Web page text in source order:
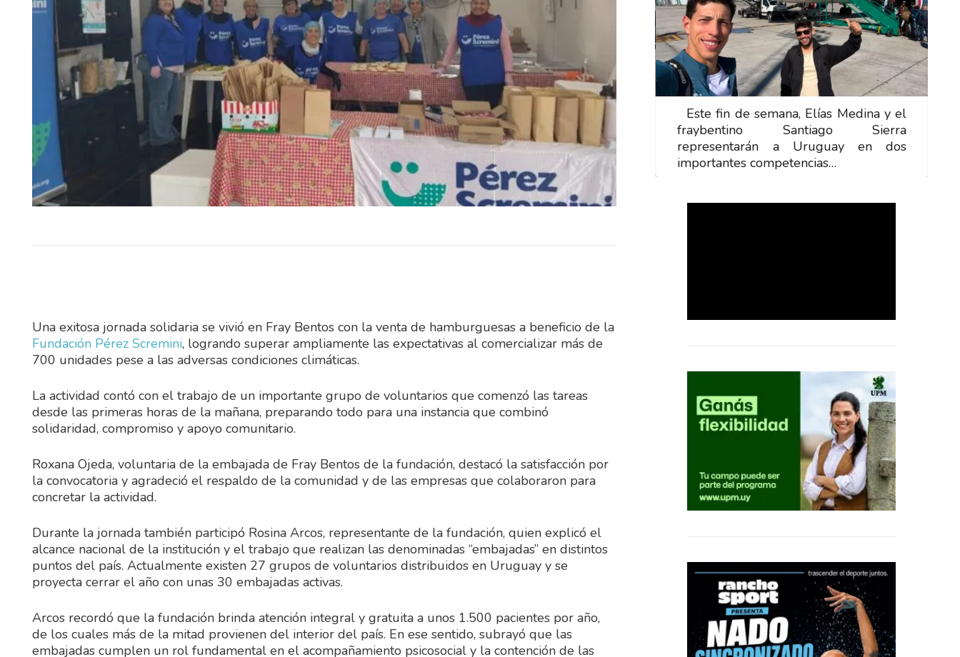
Una exitosa jornada solidaria se vivió en Fray Bentos con la venta de hamburguesas a beneficio de la
Fundación Pérez Scremini, logrando superar ampliamente las expectativas al comercializar más de
700 unidades pese a las adversas condiciones climáticas.
La actividad contó con el trabajo de un importante grupo de voluntarios que comenzó las tareas
desde las primeras horas de la mañana, preparando todo para una instancia que combinó
solidaridad, compromiso y apoyo comunitario.
Roxana Ojeda, voluntaria de la embajada de Fray Bentos de la fundación, destacó la satisfacción por
la convocatoria y agradeció el respaldo de la comunidad y de las empresas que colaboraron para
concretar la actividad.
Durante la jornada también participó Rosina Arcos, representante de la fundación, quien explicó el
alcance nacional de la institución y el trabajo que realizan las denominadas “embajadas” en distintos
puntos del país. Actualmente existen 27 grupos de voluntarios distribuidos en Uruguay y se
proyecta cerrar el año con unas 30 embajadas activas.
Arcos recordó que la fundación brinda atención integral y gratuita a unos 1.500 pacientes por año,
de los cuales más de la mitad provienen del interior del país. En ese sentido, subrayó que las
embajadas cumplen un rol fundamental en el acompañamiento psicosocial y la contención de las
Este fin de semana, Elías Medina y el
fraybentino Santiago Sierra
representarán a Uruguay en dos
importantes competencias…
Este fin de semana, Elías Medina y el
fraybentino Santiago Sierra
representarán a Uruguay en dos
importantes competencias…
Este fin de semana, Elías Medina y el
fraybentino Santiago Sierra
representarán a Uruguay en dos
importantes competencias…